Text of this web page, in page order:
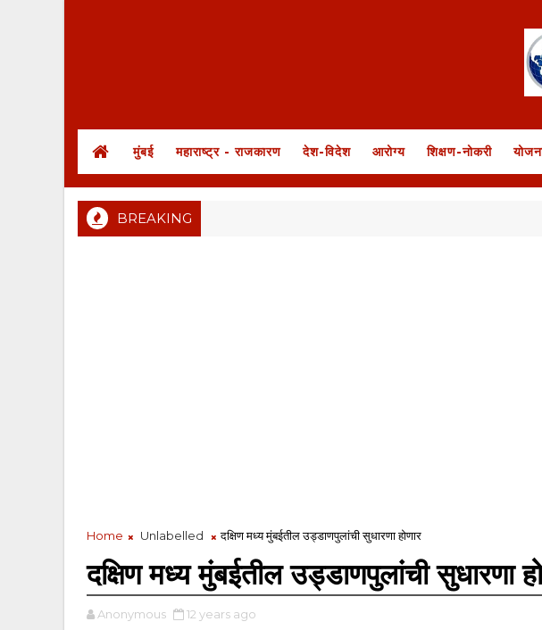
मुंबई महाराष्ट्र - राजकारण देश-विदेश आरोग्य शिक्षण-नोकरी
BREAKING
Home Unlabelled दक्षिण मध्य मुंबईतील उड्डाणपुलांची सुधारणा होणार
दक्षिण मध्य मुंबईतील उड्डाणपुलांची सुधारणा
Anonymous 12 years ago